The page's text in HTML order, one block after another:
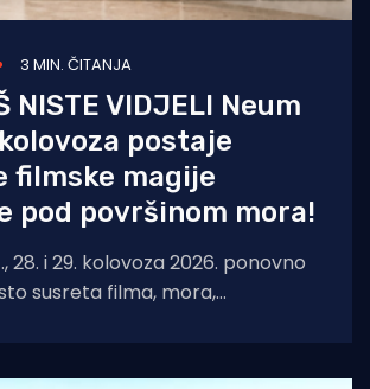
3 MIN. ČITANJA
NISTE VIDJELI Neum
postaje
filmske magije
pod površinom mora!
28. i 29. kolovoza 2026. ponovno
susreta filma, mora,